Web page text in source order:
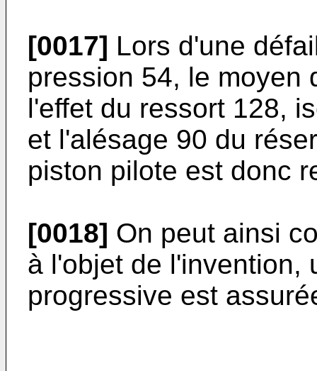
[0017] Lors d'une
pression 54, le moyen
l'effet du ressort 128,
et l'alésage 90 du
piston pilote est donc
[0018] On peut ainsi
à l'objet de l'invention,
progressive est